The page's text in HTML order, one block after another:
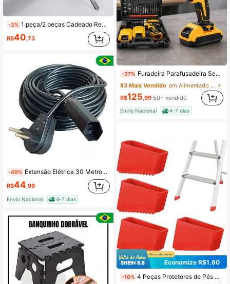
-3% 1 peça/2 peças Cadeado Redondo de Aço Inoxidável Resistente com 2 Chaves - Solução de Travamento Segura e Durável para Armários de Armazenamento, Galpões, Garagens, Reboques e Equipamentos Externos - Resistente às Intempéries e Fácil de Usar
R$40,73
-40% Extensão Elétrica 30 Metros 10a Cabo Pp Reforçada Cor Preto 127V/220V
R$44,99
Envio Nacional 4-7 dias
-37% Furadeira Parafusadeira Sem Fio 48V 2 Baterias 10000mAh Kit Maleta Brocas Bits LED
#3 Mais Vendido
em Alimentado por bateria (bateria recarregável) F
R$125 ,99 50+ vendido
Envio Nacional 4-7 dias
Economize R$1,60
-10% 4 Peças Protetores de Pés de Escada de Borracha Antiderrapante de Uso Pesado, Capas de Pé de Escada Telescópica Universal de Reposição, Mangas para Pés de Escada para Uso Doméstico e Industrial